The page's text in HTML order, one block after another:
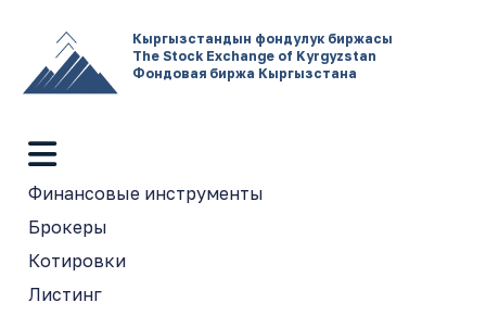
Кыргызстандын фондулук биржасы
The Stock Exchange of Kyrgyzstan
Фондовая биржа Кыргызстана
Финансовые инструменты
Брокеры
Котировки
Листинг